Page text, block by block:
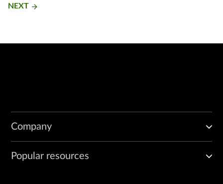
NEXT arrow_forward
Company
Popular resources